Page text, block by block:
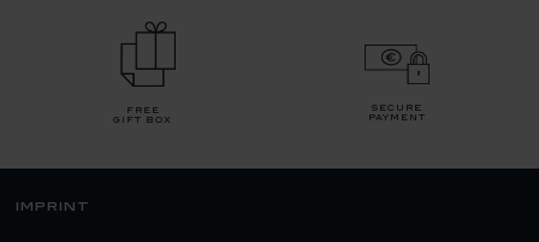
free
gift box
secure
payment
imprint